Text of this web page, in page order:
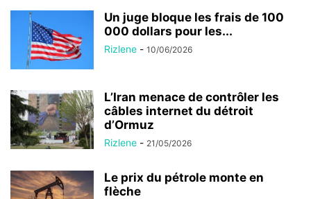
Un juge bloque les frais de 100
000 dollars pour les...
Rizlene - 10/06/2026
L’Iran menace de contrôler les
câbles internet du détroit
d’Ormuz
Rizlene - 21/05/2026
Le prix du pétrole monte en
flèche